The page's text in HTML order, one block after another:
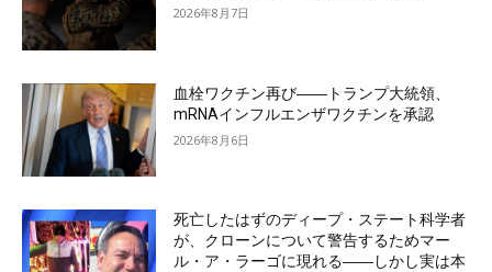
2026年8月7日
血栓ワクチン再び――トランプ大統領、
mRNAインフルエンザワクチンを承認
2026年8月6日
死亡したはずのディープ・ステート科学者
が、クローンについて警告するためマー
ル・ア・ラーゴに現れる――しかし実は本